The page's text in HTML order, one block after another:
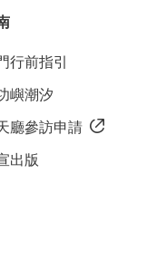
行前指引
嶼潮汐
廳參訪申請
出版